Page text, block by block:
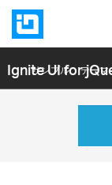
Ignite UI for
サンプル テー
ヘルプ トピック